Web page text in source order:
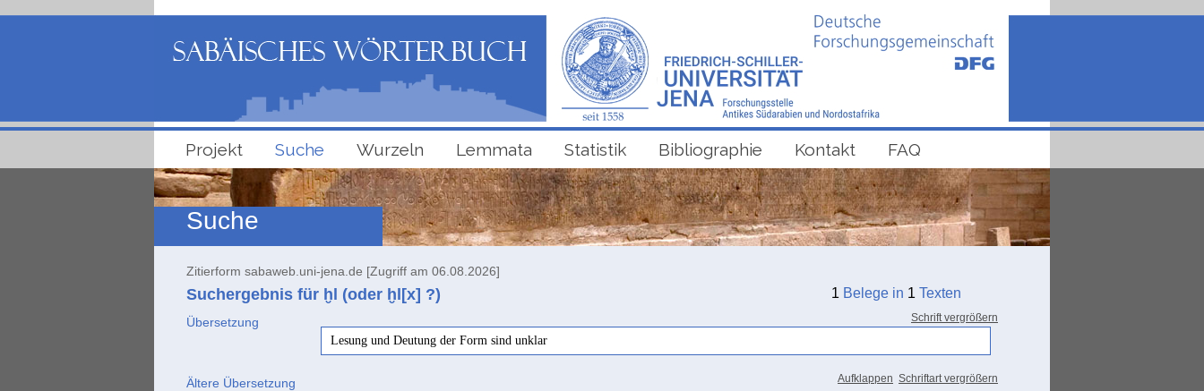
Projekt Suche Wurzeln Lemmata Statistik Bibliographie Kontakt FAQ
Suche
Zitierform sabaweb.uni-jena.de [Zugriff am 06.08.2026]
Suchergebnis für ḫl (oder ḫl[x] ?) 1 Belege in 1 Texten
Übersetzung Schrift vergrößern
Lesung und Deutung der Form sind unklar
Ältere Übersetzung Aufklappen Schriftart vergrößern